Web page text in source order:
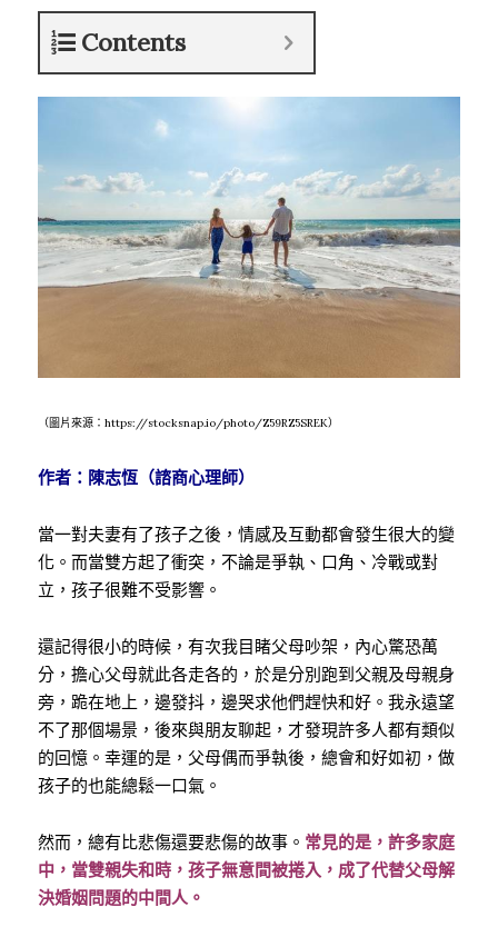
Contents
（圖片來源：https://stocksnap.io/photo/Z59RZ5SREK）
作者：陳志恆（諮商心理師）
當一對夫妻有了孩子之後，情感及互動都會發生很大的變
化。而當雙方起了衝突，不論是爭執、口角、冷戰或對
立，孩子很難不受影響。
還記得很小的時候，有次我目睹父母吵架，內心驚恐萬
分，擔心父母就此各走各的，於是分別跑到父親及母親身
旁，跪在地上，邊發抖，邊哭求他們趕快和好。我永遠望
不了那個場景，後來與朋友聊起，才發現許多人都有類似
的回憶。幸運的是，父母偶而爭執後，總會和好如初，做
孩子的也能總鬆一口氣。
然而，總有比悲傷還要悲傷的故事。 常見的是，許多家庭
中，當雙親失和時，孩子無意間被捲入，成了代替父母解
決婚姻問題的中間人。